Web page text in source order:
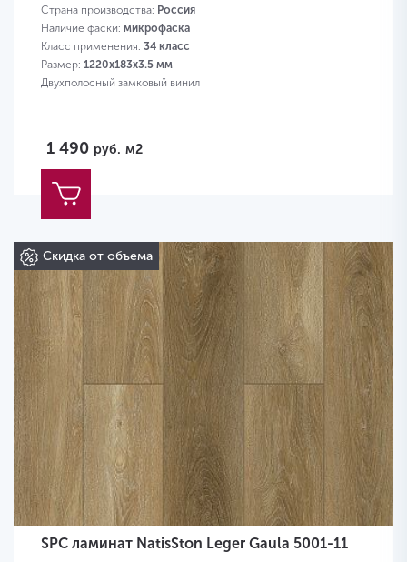
Страна производства: Россия
Наличие фаски: микрофаска
Класс применения: 34 класс
Размер: 1220x183x3.5 мм
Двухполосный замковый винил
1 490 руб. м2
Скидка от объема
SPC ламинат NatisSton Leger Gaula 5001-11